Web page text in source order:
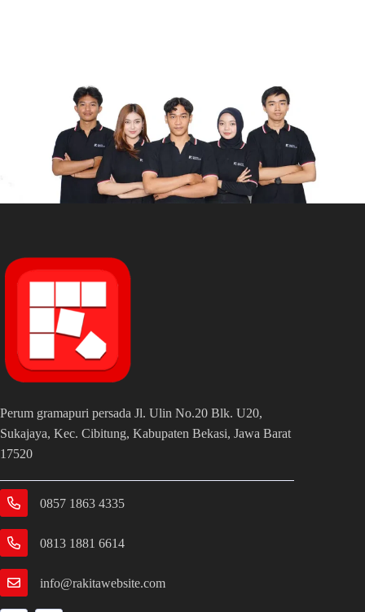
Perum gramapuri persada Jl. Ulin No.20 Blk. U20,
Sukajaya, Kec. Cibitung, Kabupaten Bekasi, Jawa Barat
17520
0857 1863 4335
0813 1881 6614
info@rakitawebsite.com